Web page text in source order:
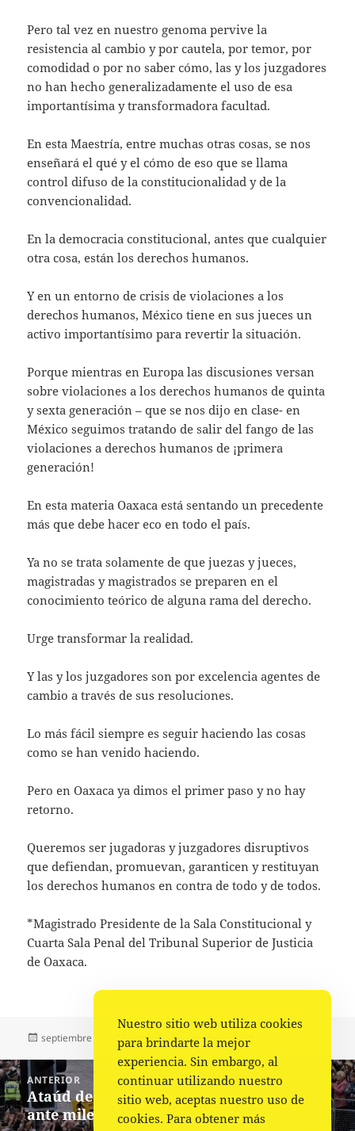
Pero tal vez en nuestro genoma pervive la
resistencia al cambio y por cautela, por temor, por
comodidad o por no saber cómo, las y los juzgadores
no han hecho generalizadamente el uso de esa
importantísima y transformadora facultad.
En esta Maestría, entre muchas otras cosas, se nos
enseñará el qué y el cómo de eso que se llama
control difuso de la constitucionalidad y de la
convencionalidad.
En la democracia constitucional, antes que cualquier
otra cosa, están los derechos humanos.
Y en un entorno de crisis de violaciones a los
derechos humanos, México tiene en sus jueces un
activo importantísimo para revertir la situación.
Porque mientras en Europa las discusiones versan
sobre violaciones a los derechos humanos de quinta
y sexta generación – que se nos dijo en clase- en
México seguimos tratando de salir del fango de las
violaciones a derechos humanos de ¡primera
generación!
En esta materia Oaxaca está sentando un precedente
más que debe hacer eco en todo el país.
Ya no se trata solamente de que juezas y jueces,
magistradas y magistrados se preparen en el
conocimiento teórico de alguna rama del derecho.
Urge transformar la realidad.
Y las y los juzgadores son por excelencia agentes de
cambio a través de sus resoluciones.
Lo más fácil siempre es seguir haciendo las cosas
como se han venido haciendo.
Pero en Oaxaca ya dimos el primer paso y no hay
retorno.
Queremos ser jugadoras y juzgadores disruptivos
que defiendan, promuevan, garanticen y restituyan
los derechos humanos en contra de todo y de todos.
*Magistrado Presidente de la Sala Constitucional y
Cuarta Sala Penal del Tribunal Superior de Justicia
de Oaxaca.
Publicado
septiembre 11, 2022 Autor
Moises Molina Moises Molina
Navegación
de
entradas
ANTERIOR
Entrada
anterior:
Ataúd de Reina Isabel recorre Escocia
ante miles
Nuestro sitio web utiliza cookies
para brindarte la mejor
experiencia. Sin embargo, al
continuar utilizando nuestro
sitio web, aceptas nuestro uso de
cookies. Para obtener más